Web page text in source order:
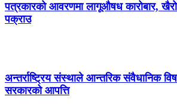
पत्रकारको आवरणमा लागूऔषध कारोबार,
पक्राउ
अन्तर्राष्ट्रिय संस्थाले आन्तरिक संवैधानिक
सरकारको आपत्ति